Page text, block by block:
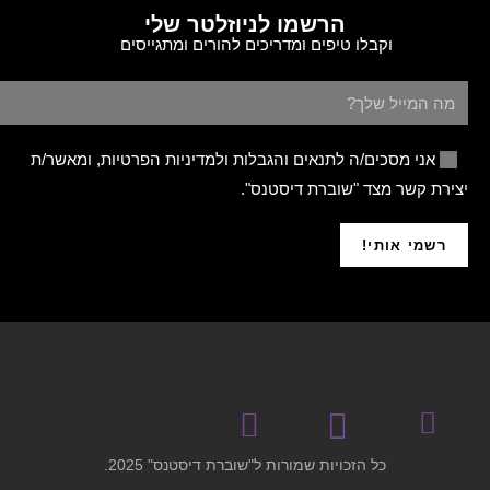
הרשמו לניוזלטר שלי
וקבלו טיפים ומדריכים להורים ומתגייסים
אני מסכים/ה לתנאים והגבלות ולמדיניות הפרטיות, ומאשר/ת
יצירת קשר מצד "שוברת דיסטנס".
רשמי אותי!
כל הזכויות שמורות ל"שוברת דיסטנס" 2025.